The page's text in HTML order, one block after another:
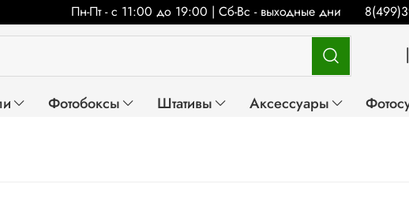
Пн-Пт - с 11:00 до 19:00 | Сб-Вс - выходные дни
Фотобоксы Штативы Аксессуары